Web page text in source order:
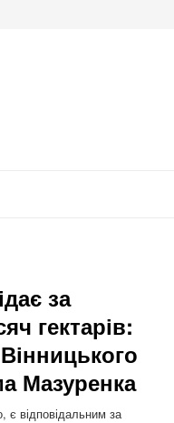
за
гектарів:
Мазуренка
є відповідальним за